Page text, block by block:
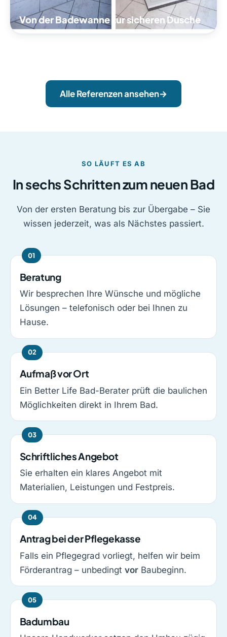
Von der Badewanne zur sicheren Dusche
Helle Dusche mit Glasabtrennung
Alle Referenzen ansehen
SO LÄUFT ES AB
In sechs Schritten zum neuen Bad
Von der ersten Beratung bis zur Übergabe – Sie
wissen jederzeit, was als Nächstes passiert.
Beratung
Wir besprechen Ihre Wünsche und mögliche
Lösungen – telefonisch oder bei Ihnen zu
Hause.
Aufmaß vor Ort
Ein Better Life Bad-Berater prüft die baulichen
Möglichkeiten direkt in Ihrem Bad.
Schriftliches Angebot
Sie erhalten ein klares Angebot mit
Materialien, Leistungen und Festpreis.
Antrag bei der Pflegekasse
Falls ein Pflegegrad vorliegt, helfen wir beim
Förderantrag – unbedingt vorBaubeginn.
Badumbau